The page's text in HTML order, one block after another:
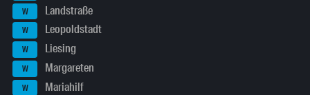
W Landstraße
W Leopoldstadt
W Liesing
W Margareten
W Mariahilf